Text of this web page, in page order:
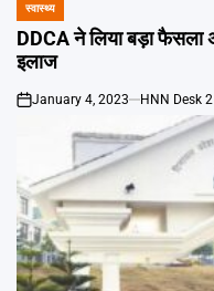
POSTED
IN
स्वास्थ्य
DDCA ने लिया बड़ा फैसला अब मुंबई में होगा क्रिकेटर ऋषभ पंत का
इलाज
on
January 4, 2023 HNN Desk 2